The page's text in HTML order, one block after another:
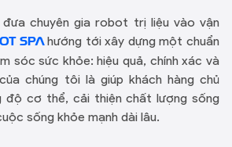
chuyên gia robot trị liệu vào vận
SPAhướng tới xây dựng một chuẩn
sóc sức khỏe: hiệu quả, chính xác và
chúng tôi là giúp khách hàng chủ
độ cơ thể, cải thiện chất lượng sống
sống khỏe mạnh dài lâu.